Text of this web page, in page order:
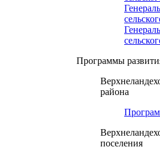
Программы
района
поселения